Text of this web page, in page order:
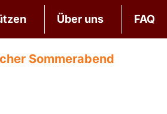
Über uns FAQ
Sommerabend